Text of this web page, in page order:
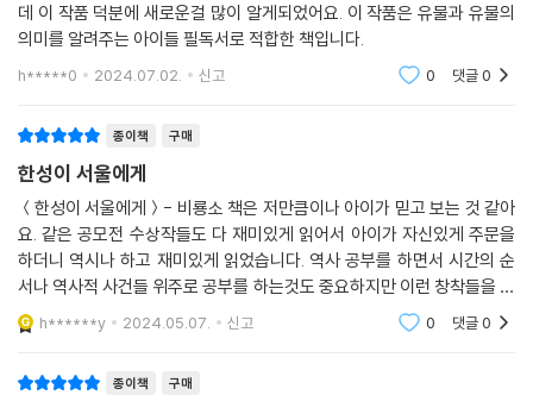
우리가 딛고 선 땅 아래에는 가늠할 수 없는 세월을 거쳐 온 역사가 있다.
그리고 그 땅속에서도 무사히 발견되고 가치를 인정받은 유물들만이 무사
입장은 천차만별이다.
울이의 집 앞 아파트 건설 현장, 한창 아파트가 지어져야 할 곳에서 유물이
발견되자 건설이 지연되는 걸 막기 위해 몇몇 관계자들이 한밤중 몰래 유
물의 흔적을 없애려고 한다. 그 기운을 알아차린 성이와 울이의 기지로 그
들의 행각은 발각되지만, 처참하게 깨어지던 항아리 소리를 성이는 웬일인
지 쉽게 잊지 못한다. 오빠가 생전에 쓰던 물건을 모두 모아 둔 엄마처럼 그
유물들에도 누군가의 어떤 마음이 담겨 있을지 모르는데.
엄마가 오빠의 돌반지에서부터 최근 사진까지 모든 물건을 고스란히 모아
데 이 작품 덕분에 새로운걸 많이 알게되었어요. 이 작품은 유물과 유물의
의미를 알려주는 아이들 필독서로 적합한 책입니다.
h*****0 2024.07.02. 신고 0 댓글0
종이책 구매
한성이 서울에게
＜한성이 서울에게＞- 비룡소 책은 저만큼이나 아이가 믿고 보는 것 같아
요. 같은 공모전 수상작들도 다 재미있게 읽어서 아이가 자신있게 주문을
하더니 역시나 하고 재미있게 읽었습니다. 역사 공부를 하면서 시간의 순
서나 역사적 사건들 위주로 공부를 하는것도 중요하지만 이런 창착들을 읽
으면 꼭 사실이 아닌 내용이어도 한국사에 대한 관심이 더 풍성해지는것
같아요. 같은 책으
h******y 2024.05.07. 신고 0 댓글0
종이책 구매